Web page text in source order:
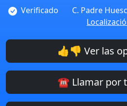
Verificado C. Padre
👍👎 Ver las
☎️ Llamar por